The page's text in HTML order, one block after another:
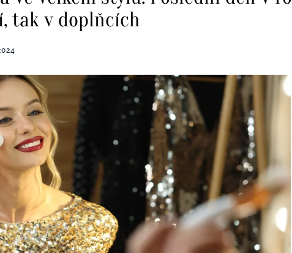
tak v doplňcích